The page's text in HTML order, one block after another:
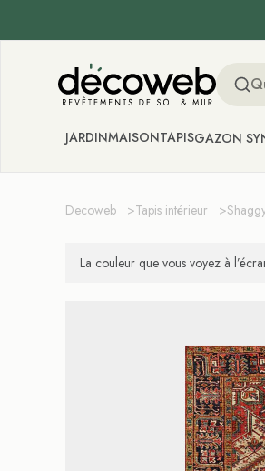
Decoweb
JARDINMAISONTAPISGAZON
Decoweb >Tapis intérieur >
La couleur que vous voyez à